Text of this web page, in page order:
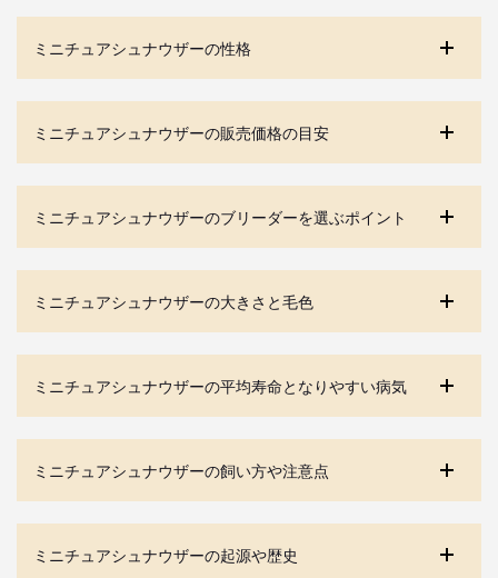
ミニチュアシュナウザーの性格
ミニチュアシュナウザーの販売価格の目安
ミニチュアシュナウザーのブリーダーを選ぶポイント
ミニチュアシュナウザーの大きさと毛色
ミニチュアシュナウザーの平均寿命となりやすい病気
ミニチュアシュナウザーの飼い方や注意点
ミニチュアシュナウザーの起源や歴史